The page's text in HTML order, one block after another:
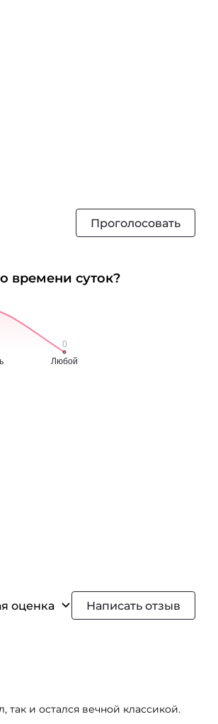
Проголосовать
времени суток?
оценка Написать отзыв
и остался вечной классикой.